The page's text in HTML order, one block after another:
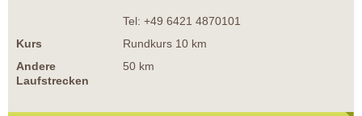
Tel: +49 6421 4870101
Kurs
Rundkurs 10 km
Andere
Laufstrecken
50 km